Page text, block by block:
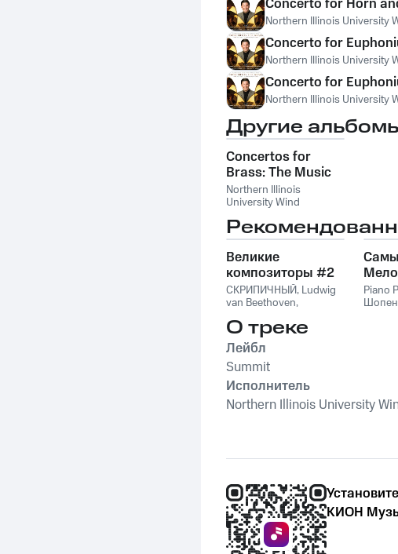
Concerto for Horn
Northern Illinois University
Concerto for
Northern Illinois University
Concerto for
Northern Illinois University
Другие
Concertos for
Brass: The Music
of Thomas Bough
Northern Illinois
University Wind
Великие
композиторы #2
СКРИПИЧНЫЙ, Ludwig
van Beethoven,
Франц Шуберт,Vivaldi
String Orchestra
Антонио Вивальди
Piano
Шопен
О треке
Лейбл
Summit
Исполнитель
Northern Illinois University
КИОН